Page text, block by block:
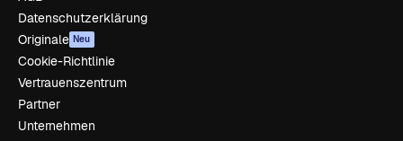
Datenschutzerklärung
Originale Neu
Cookie-Richtlinie
Vertrauenszentrum
Partner
Unternehmen